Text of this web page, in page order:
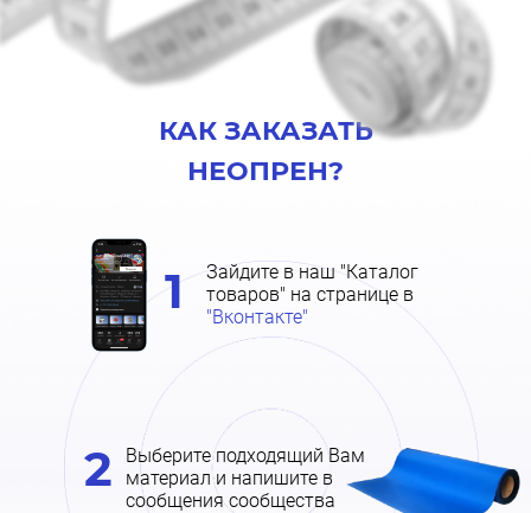
КАК ЗАКАЗАТЬ
НЕОПРЕН?
1
Зайдите в наш "Каталог
товаров" на странице в
"Вконтакте"
Выберите подходящий Вам
материал и напишите в
сообщения сообщества
2